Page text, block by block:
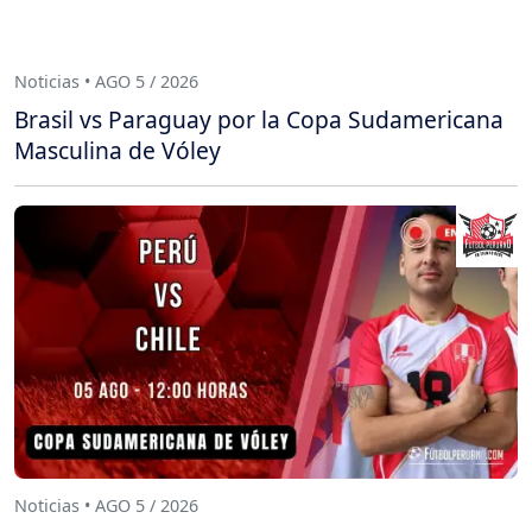
Noticias • AGO 5 / 2026
Brasil vs Paraguay por la Copa Sudamericana
Masculina de Vóley
Noticias • AGO 5 / 2026